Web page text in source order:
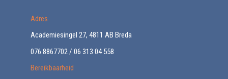
Adres
Academiesingel 27, 4811 AB Breda
076 8867702 / 06 313 04 558
Bereikbaarheid